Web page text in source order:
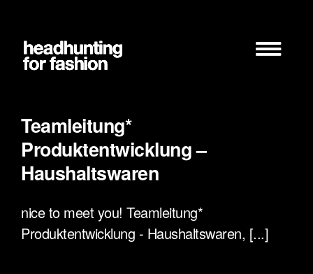
springen
Teamleitung*
Produktentwicklung –
Haushaltswaren
nice to meet you! Teamleitung*
Produktentwicklung - Haushaltswaren, [...]